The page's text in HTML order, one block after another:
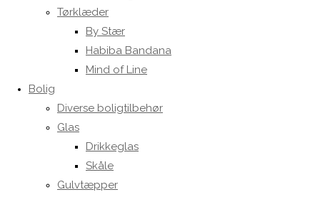
Tørklæder
By Stær
Habiba Bandana
Mind of Line
Bolig
Diverse boligtilbehør
Glas
Drikkeglas
Skåle
Gulvtæpper